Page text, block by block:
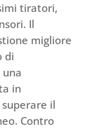
tiratori,
Il
migliore
di
in
il
Contro